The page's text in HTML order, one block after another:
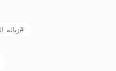
زبالة_البلد#